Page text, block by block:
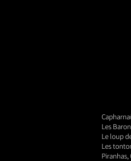
Les
Le loup
Les